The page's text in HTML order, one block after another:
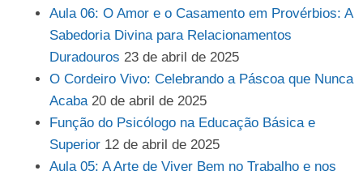
Aula 06: O Amor e o Casamento em Provérbios: A
Sabedoria Divina para Relacionamentos
Duradouros 23 de abril de 2025
O Cordeiro Vivo: Celebrando a Páscoa que Nunca
Acaba 20 de abril de 2025
Função do Psicólogo na Educação Básica e
Superior 12 de abril de 2025
Aula 05: A Arte de Viver Bem no Trabalho e nos